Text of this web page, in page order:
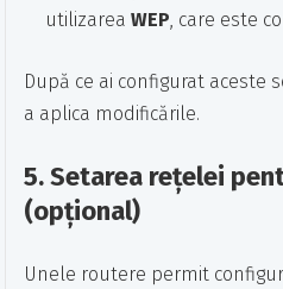
utilizareaWEP, care este
După ce ai configurat aceste
a aplica modificările.
5.Setarea rețelei
(opțional)
Unele routere permit